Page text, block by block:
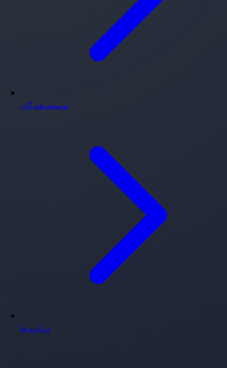
توسعه‌دهندگان
درباره ما